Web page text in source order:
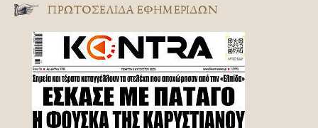
ΠΡΩΤΟΣΈΛΙΔΑ ΕΦΗΜΕΡΊΔΩΝ